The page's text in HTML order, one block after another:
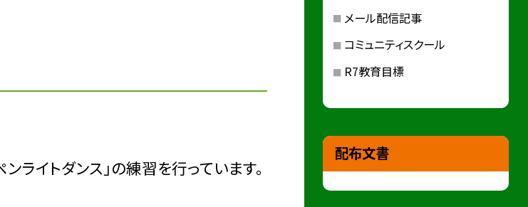
ライトダンス」の練習を行っています。
メール配信記事
コミュニティスクール
R7教育目標
配布文書